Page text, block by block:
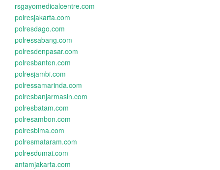
rsgayomedicalcentre.com
polresjakarta.com
polresdago.com
polressabang.com
polresdenpasar.com
polresbanten.com
polresjambi.com
polressamarinda.com
polresbanjarmasin.com
polresbatam.com
polresambon.com
polresbima.com
polresmataram.com
polresdumai.com
antamjakarta.com